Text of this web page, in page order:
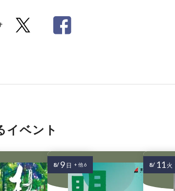
イベント
8/ 9 日 + 他 6 8/ 11 火